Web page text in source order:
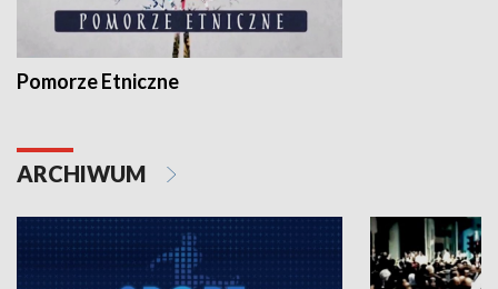
Pomorze Etniczne
ARCHIWUM